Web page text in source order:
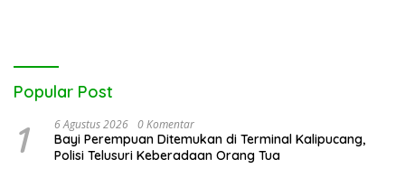
Popular Post
1 6 Agustus 2026 0 Komentar
Bayi Perempuan Ditemukan di Terminal Kalipucang,
Polisi Telusuri Keberadaan Orang Tua